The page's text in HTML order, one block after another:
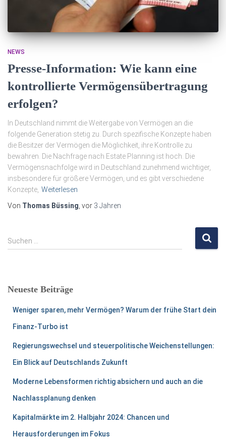
NEWS
Presse-Information: Wie kann eine
kontrollierte Vermögensübertragung
erfolgen?
In Deutschland nimmt die Weitergabe von Vermögen an die
folgende Generation stetig zu. Durch spezifische Konzepte haben
die Besitzer der Vermögen die Möglichkeit, ihre Kontrolle zu
bewahren. Die Nachfrage nach Estate Planning ist hoch. Die
Vermögensnachfolge wird in Deutschland zunehmend wichtiger,
insbesondere für größere Vermögen, und es gibt verschiedene
Konzepte, Weiterlesen
Von Thomas Büssing , vor 3 Jahren
S
u
n
Suchen …
Neueste Beiträge
Weniger sparen, mehr Vermögen? Warum der frühe Start dein
Finanz-Turbo ist
Regierungswechsel und steuerpolitische Weichenstellungen:
Ein Blick auf Deutschlands Zukunft
Moderne Lebensformen richtig absichern und auch an die
Nachlassplanung denken
Kapitalmärkte im 2. Halbjahr 2024: Chancen und
Herausforderungen im Fokus